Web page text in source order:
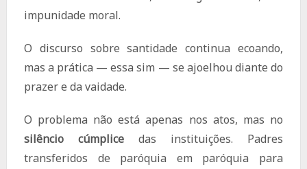
impunidade moral.
O discurso sobre santidade continua ecoando,
mas a prática — essa sim — se ajoelhou diante do
prazer e da vaidade.
O problema não está apenas nos atos, mas no
silêncio cúmplicedas instituições. Padres
transferidos de paróquia em paróquia para